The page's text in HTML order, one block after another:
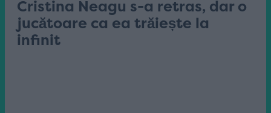
Cristina Neagu s-a retras, dar o
jucătoare ca ea trăiește la
infinit